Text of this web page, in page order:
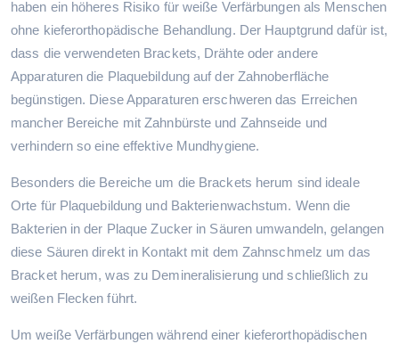
haben ein höheres Risiko für weiße Verfärbungen als Menschen
ohne kieferorthopädische Behandlung. Der Hauptgrund dafür ist,
dass die verwendeten Brackets, Drähte oder andere
Apparaturen die Plaquebildung auf der Zahnoberfläche
begünstigen. Diese Apparaturen erschweren das Erreichen
mancher Bereiche mit Zahnbürste und Zahnseide und
verhindern so eine effektive Mundhygiene.
Besonders die Bereiche um die Brackets herum sind ideale
Orte für Plaquebildung und Bakterienwachstum. Wenn die
Bakterien in der Plaque Zucker in Säuren umwandeln, gelangen
diese Säuren direkt in Kontakt mit dem Zahnschmelz um das
Bracket herum, was zu Demineralisierung und schließlich zu
weißen Flecken führt.
Um weiße Verfärbungen während einer kieferorthopädischen